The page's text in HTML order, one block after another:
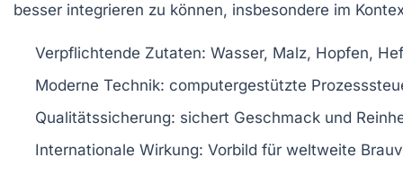
besser integrieren zu können, insbesondere im
Verpflichtende Zutaten: Wasser, Malz, Hopfen,
Moderne Technik: computergestützte
Qualitätssicherung: sichert Geschmack und
Internationale Wirkung: Vorbild für weltweite